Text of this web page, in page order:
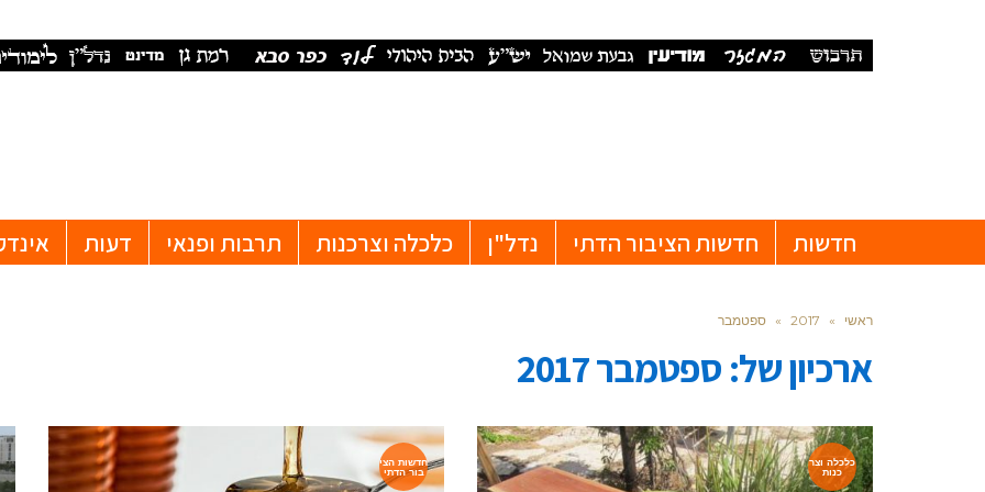
חדשות חדשות הציבור הדתי נדל"ן כלכלה וצרכנות תרבות ופנאי דעות
ראשי »
2017
» ספטמבר
ארכיון של:ספטמבר 2017
כלכלה וצר
כנות
חדשות הצי
בור הדתי